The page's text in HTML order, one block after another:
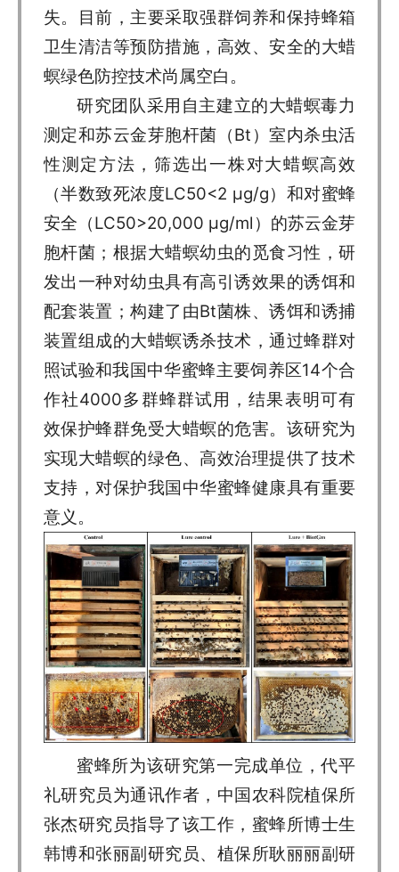
失。目前，主要采取强群饲养和保持蜂箱
卫生清洁等预防措施，高效、安全的大蜡
螟绿色防控技术尚属空白。
研究团队采用自主建立的大蜡螟毒力
测定和苏云金芽胞杆菌（Bt）室内杀虫活
性测定方法，筛选出一株对大蜡螟高效
（半数致死浓度LC50<2 μg/g）和对蜜蜂
安全（LC50>20,000 μg/ml）的苏云金芽
胞杆菌；根据大蜡螟幼虫的觅食习性，研
发出一种对幼虫具有高引诱效果的诱饵和
配套装置；构建了由Bt菌株、诱饵和诱捕
装置组成的大蜡螟诱杀技术，通过蜂群对
照试验和我国中华蜜蜂主要饲养区14个合
作社4000多群蜂群试用，结果表明可有
效保护蜂群免受大蜡螟的危害。该研究为
实现大蜡螟的绿色、高效治理提供了技术
支持，对保护我国中华蜜蜂健康具有重要
意义。
蜜蜂所为该研究第一完成单位，代平
礼研究员为通讯作者，中国农科院植保所
张杰研究员指导了该工作，蜜蜂所博士生
韩博和张丽副研究员、植保所耿丽丽副研